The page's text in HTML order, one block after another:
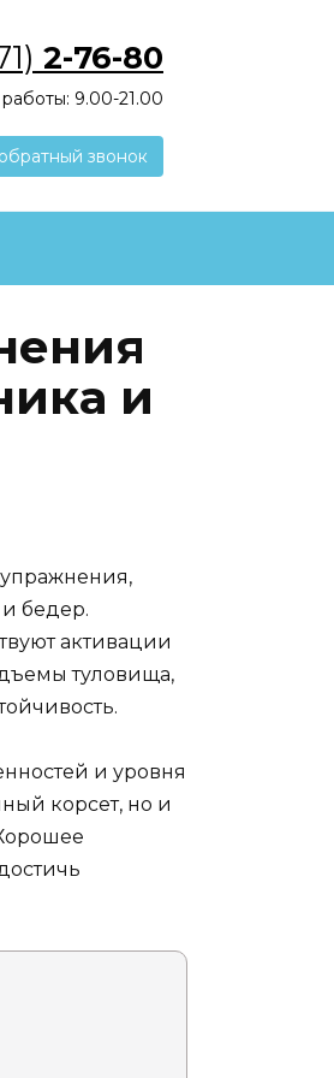
2-76-80
9.00-21.00
звонок
и
бедер.
активации
туловища,
и уровня
корсет, но и